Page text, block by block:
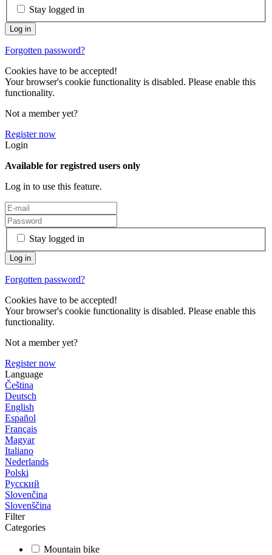
Stay logged in
Forgotten password?
Cookies have to be accepted!
Your browser's cookie functionality is disabled. Please enable this
functionality.
Not a member yet?
Register now
Login
Available for registred users only
Log in to use this feature.
Stay logged in
Forgotten password?
Cookies have to be accepted!
Your browser's cookie functionality is disabled. Please enable this
functionality.
Not a member yet?
Register now
Language
Čeština
Deutsch
English
Español
Français
Magyar
Italiano
Nederlands
Polski
Русский
Slovenčina
Slovenščina
Filter
Categories
Mountain bike